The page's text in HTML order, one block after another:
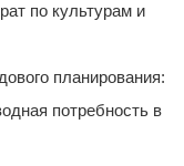
по культурам и
планирования:
потребность в